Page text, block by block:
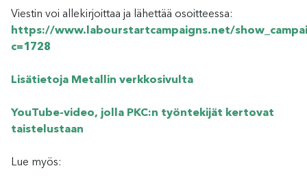
Viestin voi allekirjoittaa ja lähettää osoitteessa:
https://www.labourstartcampaigns.net/
c=1728
Lisätietoja Metallin verkkosivulta
YouTube-video, jolla PKC:n työntekijät kertovat
taistelustaan
Lue myös: